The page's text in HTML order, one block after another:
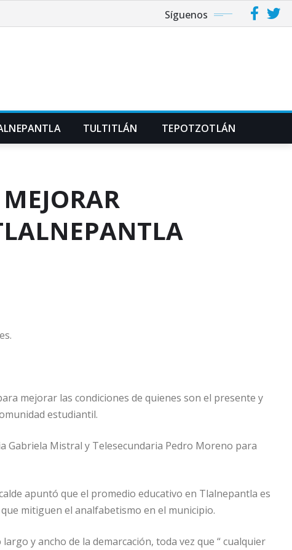
Síguenos
TULTITLÁN TEPOTZOTLÁN
mejorar las condiciones de quienes son el presente y
estudiantil.
Gabriela Mistral y Telesecundaria Pedro Moreno para
apuntó que el promedio educativo en Tlalnepantla es
mitiguen el analfabetismo en el municipio.
y ancho de la demarcación, toda vez que “ cualquier